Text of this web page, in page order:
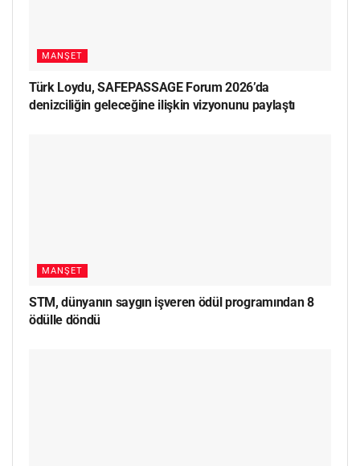
MANŞET
Türk Loydu, SAFEPASSAGE Forum 2026’da
denizciliğin geleceğine ilişkin vizyonunu paylaştı
MANŞET
STM, dünyanın saygın işveren ödül programından 8
ödülle döndü